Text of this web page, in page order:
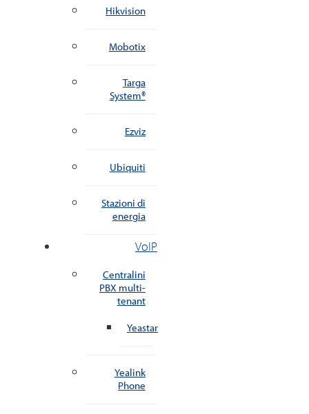
Hikvision
Mobotix
Targa
System®
Ezviz
Ubiquiti
Stazioni di
energia
VoIP
Centralini
PBX multi-
tenant
Yeastar
Yealink
Phone